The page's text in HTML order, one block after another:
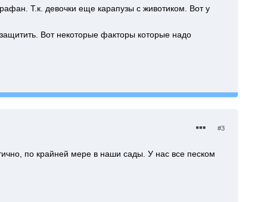
Т.к. девочки еще карапузы с животиком. Вот у
Вот некоторые факторы которые надо
#3
по крайней мере в наши сады. У нас все песком